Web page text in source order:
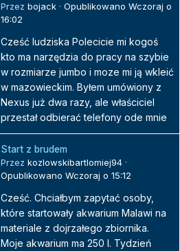
Przez bojack · Opublikowano Wczoraj o
16:02
Cześć ludziska Polecicie mi kogoś
kto ma narzędzia do pracy na szybie
w rozmiarze jumbo i moze mi ją wkleić
w mazowieckim. Byłem umówiony z
Nexus już dwa razy, ale właściciel
przestał odbierać telefony ode mnie
Start z brudem
Przez kozlowskibartlomiej94 ·
Opublikowano Wczoraj o 15:12
Cześć. Chciałbym zapytać osoby,
które startowały akwarium Malawi na
materiale z dojrzałego zbiornika.
Moje akwarium ma 250 l. Tydzień